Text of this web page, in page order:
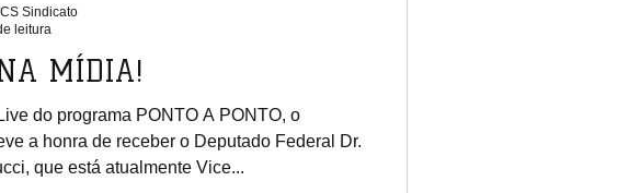
MÍDIA!
do programa PONTO A PONTO, o
a honra de receber o Deputado Federal Dr.
que está atualmente Vice...
Sindicato
leitura